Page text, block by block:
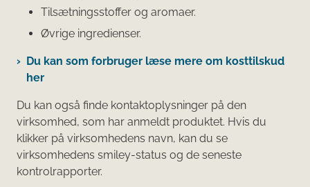
Tilsætningsstoffer og aromaer.
Øvrige ingredienser.
Du kan som forbruger læse mere om kosttilskud
her
Du kan også finde kontaktoplysninger på den
virksomhed, som har anmeldt produktet. Hvis du
klikker på virksomhedens navn, kan du se
virksomhedens smiley-status og de seneste
kontrolrapporter.